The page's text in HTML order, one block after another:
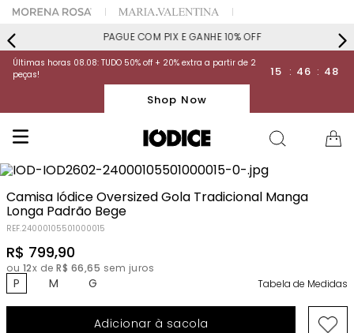
PAGUE COM PIX E GANHE 10% OFF
Últimas horas 08.08: TUDO 50% off + 20% extra a partir de 2
peças!
15 : 46 : 48
Shop Now
Camisa Iódice Oversized Gola Tradicional Manga
Longa Padrão Bege
REF.24000105501000015
R$ 799,90
ou 12x de R$ 66,65 sem juros
P M G Tabela de Medidas
Adicionar à sacola